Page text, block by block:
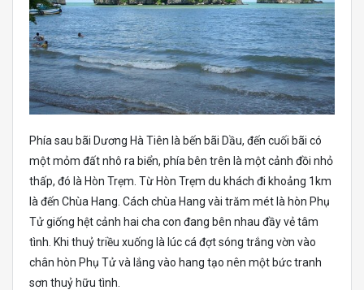
Phía sau bãi Dương Hà Tiên là bến bãi Dầu, đến cuối bãi có
một mỏm đất nhô ra biển, phía bên trên là một cảnh đồi nhỏ
thấp, đó là Hòn Trẹm. Từ Hòn Trẹm du khách đi khoảng 1km
là đến Chùa Hang. Cách chùa Hang vài trăm mét là hòn Phụ
Tử giống hệt cảnh hai cha con đang bên nhau đầy vẻ tâm
tình. Khi thuỷ triều xuống là lúc cá đợt sóng trắng vờn vào
chân hòn Phụ Tử và lắng vào hang tạo nên một bức tranh
sơn thuỷ hữu tình.